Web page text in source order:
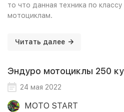
то что данная техника по
мотоциклам.
Читать далее
Эндуро мотоциклы 250
24 мая 2022
MOTO START